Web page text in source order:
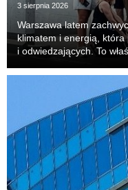
3 sierpnia 2026
Warszawa latem
klimatem i energią,
i odwiedzających. To
Warszawa Centrum na